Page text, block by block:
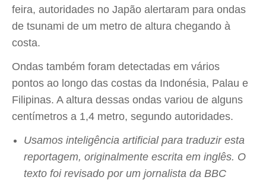
feira, autoridades no Japão alertaram para ondas
de tsunami de um metro de altura chegando à
costa.
Ondas também foram detectadas em vários
pontos ao longo das costas da Indonésia, Palau e
Filipinas. A altura dessas ondas variou de alguns
centímetros a 1,4 metro, segundo autoridades.
Usamos inteligência artificial para traduzir esta
reportagem, originalmente escrita em inglês. O
texto foi revisado por um jornalista da BBC